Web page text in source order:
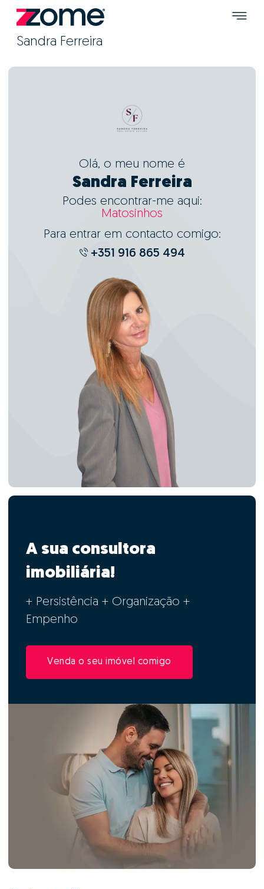
Sandra Ferreira
Olá, o meu nome é
Sandra Ferreira
Podes encontrar-me aqui:
Matosinhos
Para entrar em contacto comigo:
+351 916 865 494
A sua consultora
imobiliária!
+ Persistência + Organização +
Empenho
Venda o seu imóvel comigo